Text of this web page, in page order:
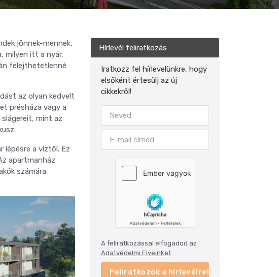
jönnek-mennek,
milyen itt a nyár,
felejthetetlenné
az olyan kedvelt
présháza vagy a
slágereit, mint az
lépésre a víztől. Ez
apartmanház
számára
Hírlevél feliratkozás
Iratkozz fel hírlevelünkre, hogy
elsőként értesülj az új
cikkekről!
A feliratkozással elfogadod az
Adatvédelmi Elveinket
Feliratkozok a hírlevélre!